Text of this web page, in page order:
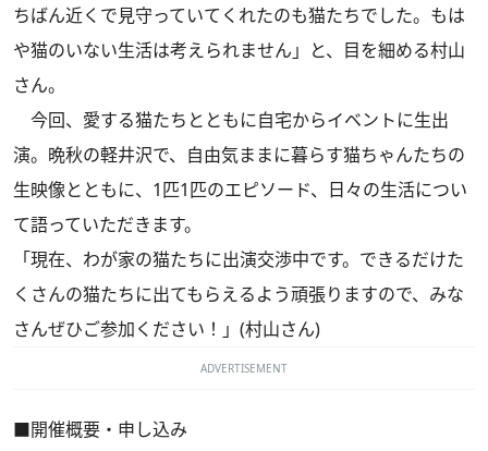
ちばん近くで見守っていてくれたのも猫たちでした。もは
や猫のいない生活は考えられません」と、目を細める村山
さん。
今回、愛する猫たちとともに自宅からイベントに生出
演。晩秋の軽井沢で、自由気ままに暮らす猫ちゃんたちの
生映像とともに、1匹1匹のエピソード、日々の生活につい
て語っていただきます。
「現在、わが家の猫たちに出演交渉中です。できるだけた
くさんの猫たちに出てもらえるよう頑張りますので、みな
さんぜひご参加ください！」(村山さん)
ADVERTISEMENT
■開催概要・申し込み